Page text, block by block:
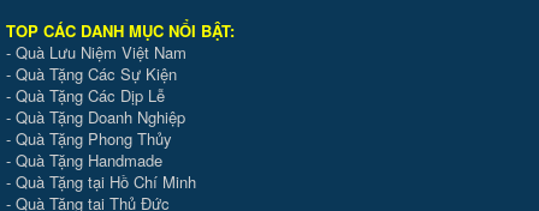
TOP CÁC DANH MỤC NỔI BẬT:
- Quà Lưu Niệm Việt Nam
- Quà Tặng Các Sự Kiện
- Quà Tặng Các Dịp Lễ
- Quà Tặng Doanh Nghiệp
- Quà Tặng Phong Thủy
- Quà Tặng Handmade
- Quà Tặng tại Hồ Chí Minh
- Quà Tặng tại Thủ Đức